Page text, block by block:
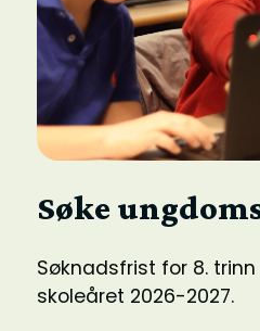
Søke
Søknadsfrist for 8. trinn
skoleåret 2026-2027.